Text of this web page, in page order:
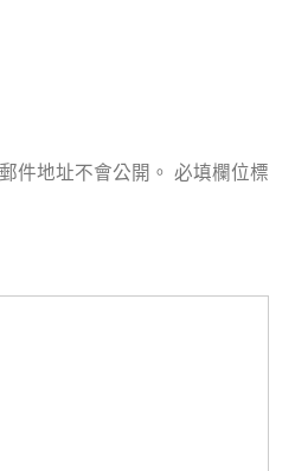
件地址不會公開。 必填欄位標